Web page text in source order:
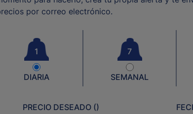
por correo electrónico.
1
DIARIA
7
SEMANAL
PRECIO DESEADO ()